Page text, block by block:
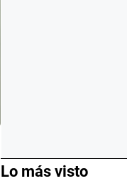
Lo más visto